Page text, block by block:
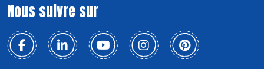
Nous suivre sur